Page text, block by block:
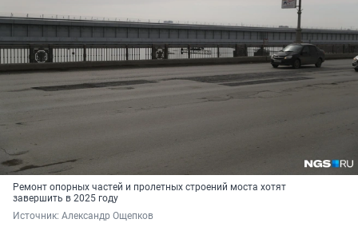
Ремонт опорных частей и пролетных строений моста хотят
завершить в 2025 году
Источник: Александр Ощепков